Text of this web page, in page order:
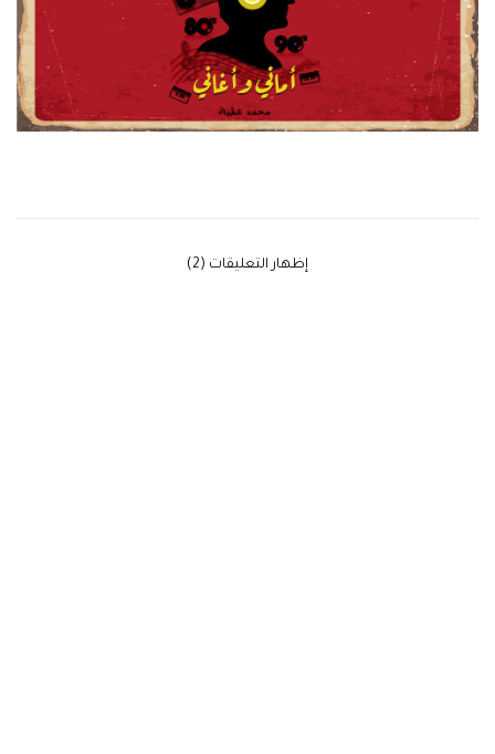
‫إظهار التعليقات (2)